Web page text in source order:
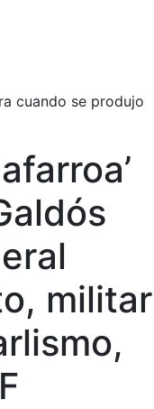
cuando se produjo
militar